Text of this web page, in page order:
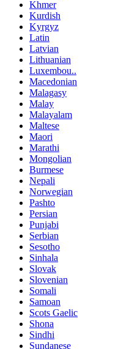
Khmer
Kurdish
Kyrgyz
Latin
Latvian
Lithuanian
Luxembou..
Macedonian
Malagasy
Malay
Malayalam
Maltese
Maori
Marathi
Mongolian
Burmese
Nepali
Norwegian
Pashto
Persian
Punjabi
Serbian
Sesotho
Sinhala
Slovak
Slovenian
Somali
Samoan
Scots Gaelic
Shona
Sindhi
Sundanese